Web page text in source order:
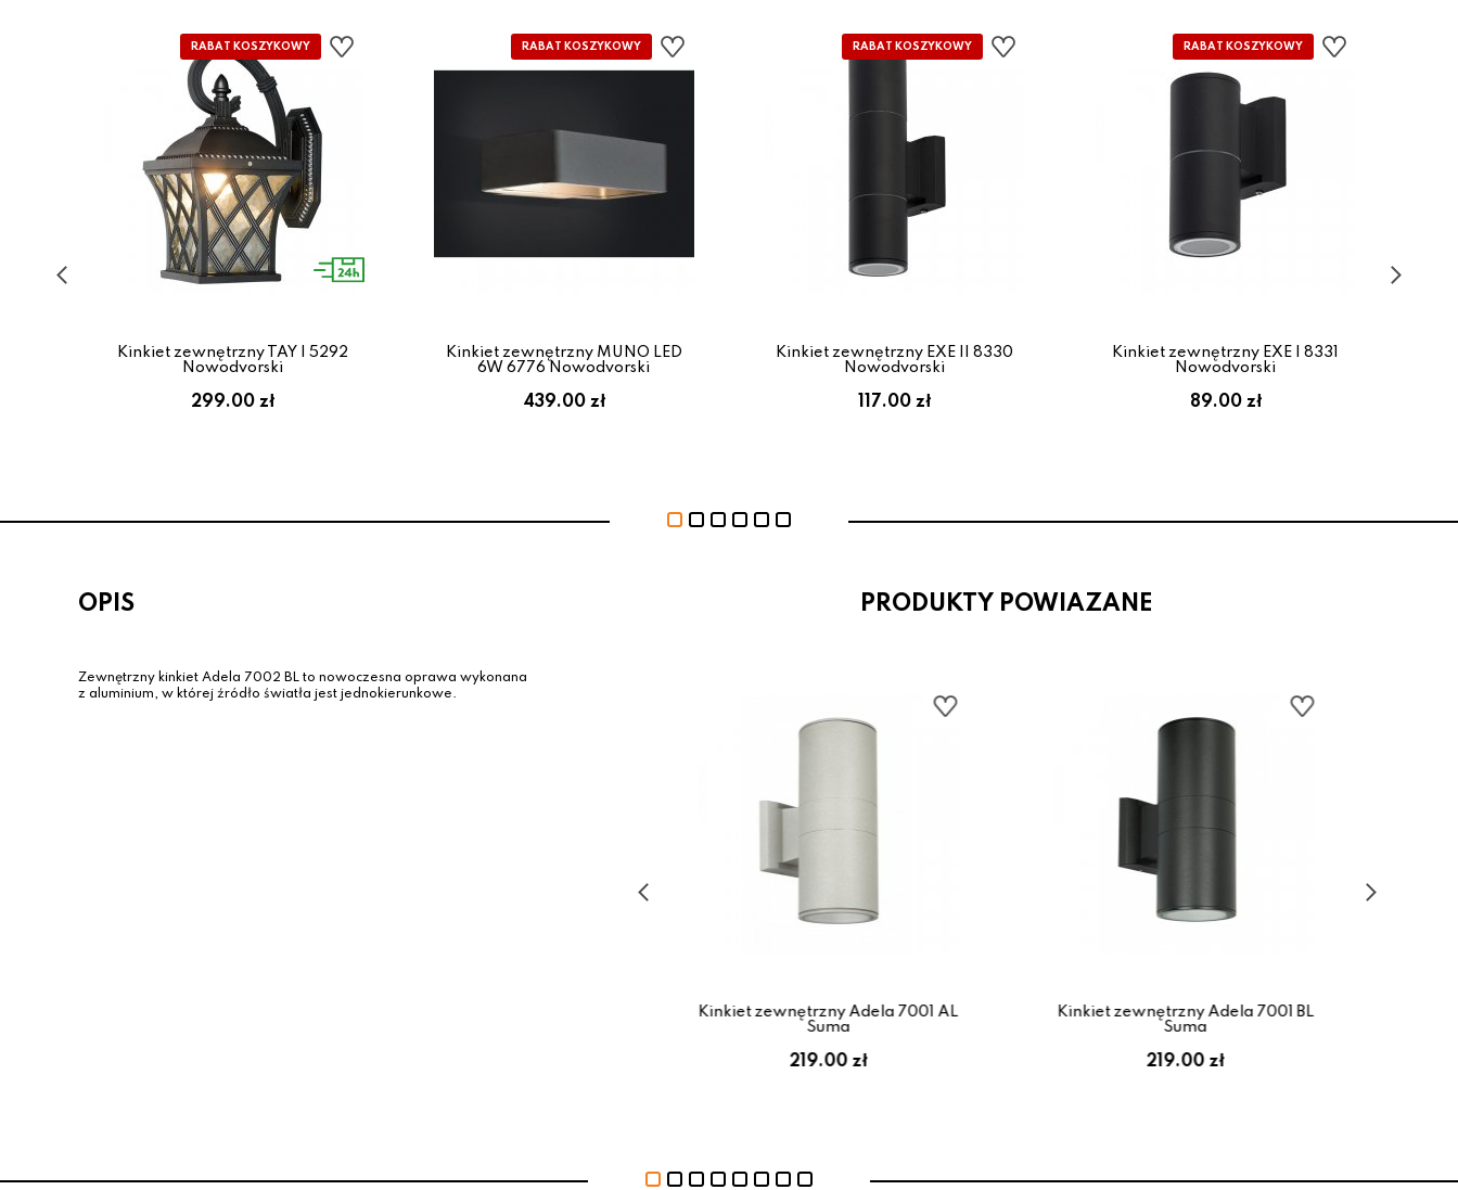
Kinkiet zewnętrzny TAY I 5292
Nowodvorski
299.00 zł
Kinkiet zewnętrzny MUNO LED
6W 6776 Nowodvorski
439.00 zł
Kinkiet zewnętrzny EXE II 8330
Nowodvorski
117.00 zł
Kinkiet zewnętrzny EXE I 8331
Nowodvorski
89.00 zł
OPIS
Zewnętrzny kinkiet Adela 7002 BL to nowoczesna oprawa wykonana
z aluminium, w której źródło światła jest jednokierunkowe.
PRODUKTY POWIAZANE
Kinkiet zewnętrzny Adela 7001 AL
Suma
219.00 zł
Kinkiet zewnętrzny Adela 7001 BL
Suma
219.00 zł